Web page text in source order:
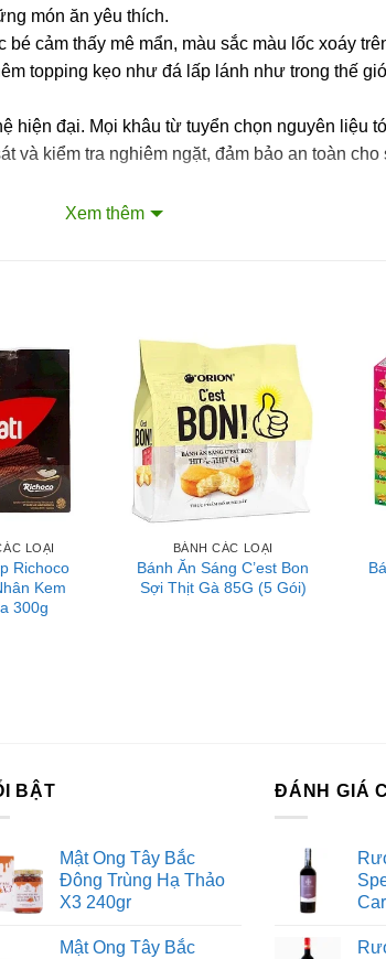
món ăn yêu thích.
cảm thấy mê mẩn, màu sắc màu lốc xoáy
topping kẹo như đá lấp lánh như trong thế
hiện đại. Mọi khâu từ tuyển chọn nguyên liệu
và kiểm tra nghiêm ngặt, đảm bảo an toàn
nước (6%), bột mì (5%), dầu cọ (1.8%), mỡ
nắng trực tiếp.
Xem thêm
LOẠI
Richoco
Kem
300g
BÁNH CÁC LOẠI
Bánh Ăn Sáng C’est Bon
Sợi Thịt Gà 85G (5 Gói)
BẬT
Mật Ong Tây Bắc
Đông Trùng Hạ Thảo
X3 240gr
Mật Ong Tây Bắc
ĐÁNH GIÁ